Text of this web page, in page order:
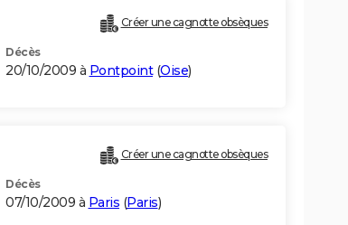
Créer une cagnotte obsèques
Décès
20/10/2009 à Pontpoint(Oise)
Créer une cagnotte obsèques
Décès
07/10/2009 à Paris (Paris)